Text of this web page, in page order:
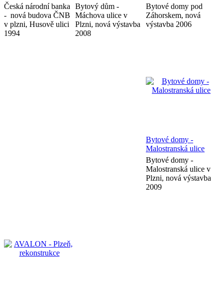
Česká národní banka
- nová budova ČNB
v plzni, Husově ulici
1994
Bytový dům -
Máchova ulice v
Plzni, nová výstavba
2008
Bytové domy pod
Záhorskem, nová
výstavba 2006
Bytové domy -
Malostranská ulice
Bytové domy -
Malostranská ulice v
Plzni, nová výstavba
2009